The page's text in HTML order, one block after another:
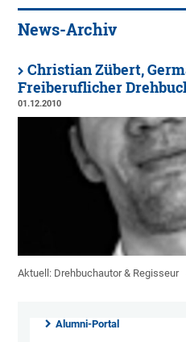
News-Archiv
Christian Zübert,
Freiberuflicher
01.12.2010
Aktuell: Drehbuchautor & Regisseur
Alumni-Portal